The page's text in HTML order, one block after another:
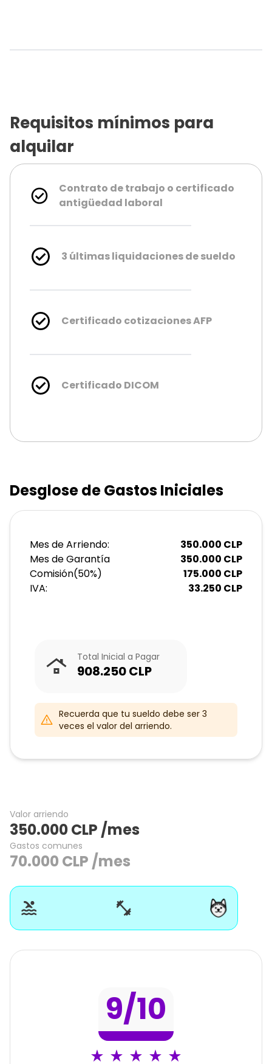
Requisitos mínimos para
alquilar
Contrato de trabajo o certificado
antigüedad laboral
3 últimas liquidaciones de sueldo
Certificado cotizaciones AFP
Certificado DICOM
Desglose de Gastos Iniciales
Mes de Arriendo: 350.000 CLP
Mes de Garantía
350.000 CLP
Comisión(50%) 175.000 CLP
IVA:
33.250 CLP
Total Inicial a Pagar
908.250CLP
Recuerda que tu sueldo debe ser 3
veces el valor del arriendo.
Valor arriendo
350.000CLP /mes
Gastos comunes
70.000 CLP /mes
9/10